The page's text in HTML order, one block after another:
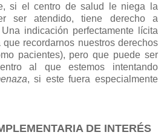
si el centro de salud le niega la
ser atendido, tiene derecho a
indicación perfectamente lícita
recordarnos nuestros derechos
pacientes), pero que puede ser
al que estemos intentando
, si este fuera especialmente
DE INTERÉS